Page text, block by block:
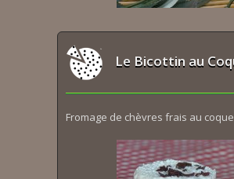
Le Bicottin au
Fromage de chèvres frais au